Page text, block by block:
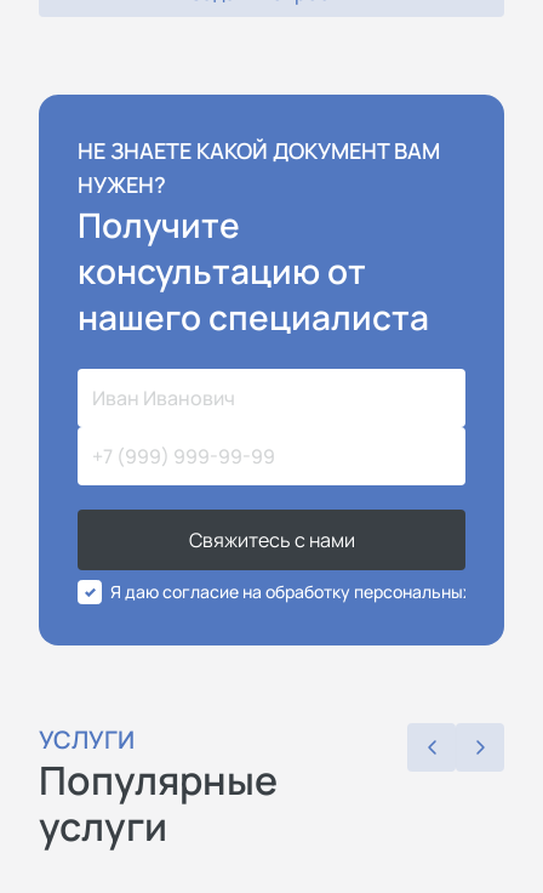
НЕ ЗНАЕТЕ КАКОЙ ДОКУМЕНТ ВАМ
НУЖЕН?
Получите
консультацию от
нашего специалиста
Свяжитесь с нами
Я даю согласие на обработку персональных
УСЛУГИ
Популярные
услуги